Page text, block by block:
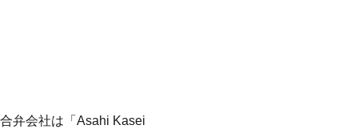
弁会社は「Asahi Kasei